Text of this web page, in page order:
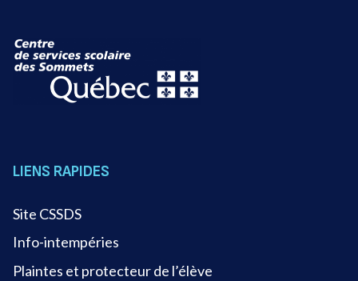
LIENS RAPIDES
Site CSSDS
Info-intempéries
Plaintes et protecteur de l’élève